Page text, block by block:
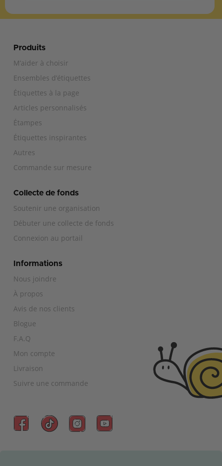
Produits
M’aider à choisir
Ensembles d’étiquettes
Étiquettes à la page
Articles personnalisés
Étampes
Étiquettes inspirantes
Autres
Commande sur mesure
Collecte de fonds
Soutenir une organisation
Débuter une collecte de fonds
Connexion au portail
Informations
Nous joindre
À propos
Avis de nos clients
Blogue
F.A.Q
Mon compte
Livraison
Suivre une commande